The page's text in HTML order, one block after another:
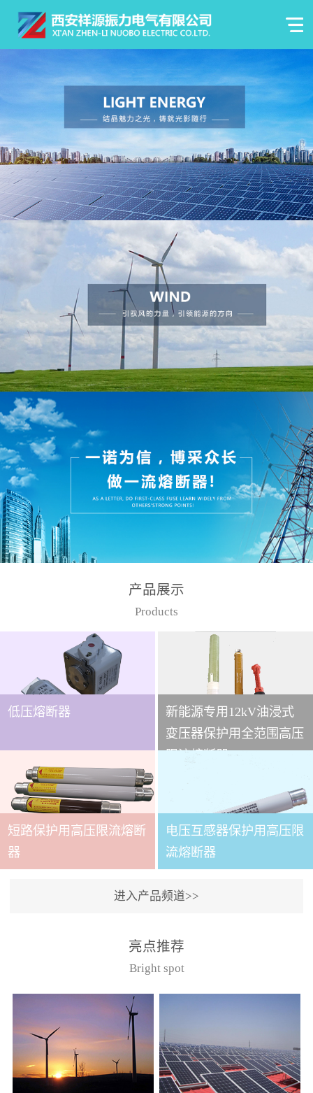
产品展示
Products
低压熔断器
新能源专用12kV油浸式
变压器保护用全范围高压
...
XRNT3A-12变压器保护用
全范围高压限流熔断器(以
下简称熔断器)。本产品适
用于交流50～60Hz,额定电
压12kV的电力系统中，作
件。其主要安装于12kV的
美式箱变中，可与其它电
（2） 海拔不超过1000
米；（3） 相对湿度：日
平均不大于95％，月平均
短路保护用高压限流熔断
器
电压互感器保护用高压限
流熔断器
...
40.5kV系统作为电压互感
器的过载及短路保护用。
和IEC282-1）型号基本参
数
进入产品频道>>
亮点推荐
Bright spot